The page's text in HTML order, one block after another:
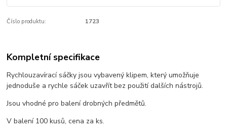
Číslo produktu: 1723
Kompletní specifikace
Rychlouzavírací sáčky jsou vybavený klipem, který umožňuje
jednoduše a rychle sáček uzavřít bez použití dalších nástrojů.
Jsou vhodné pro balení drobných předmětů.
V balení 100 kusů, cena za ks.